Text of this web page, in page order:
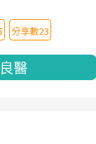
分享數23
醫